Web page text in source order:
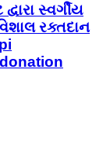
સ્વર્ગીય
રક્તદાન